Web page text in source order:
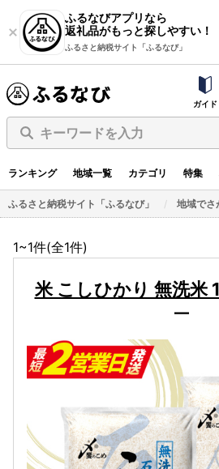
ふるなびアプリなら
返礼品がもっと探しやすい！
ふるさと納税サイト「ふるなび」
ガイド
キーワードを入力
ランキング 地域一覧 カテゴリ 特集
ふるさと納税サイト「ふるなび」 地域でさ
1~1件(全1件)
米 こしひかり 無洗米
ー